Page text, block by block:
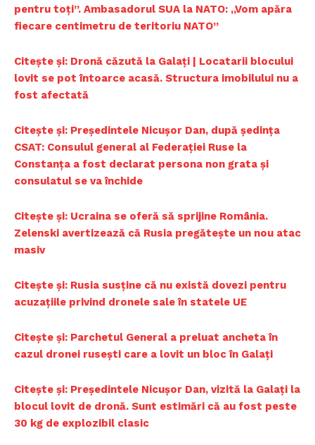
pentru toți”. Ambasadorul SUA la NATO: „Vom apăra
fiecare centimetru de teritoriu NATO”
Citește și: Dronă căzută la Galaţi | Locatarii blocului
lovit se pot întoarce acasă. Structura imobilului nu a
fost afectată
Citește și: Președintele Nicușor Dan, după ședința
CSAT: Consulul general al Federației Ruse la
Constanța a fost declarat persona non grata și
consulatul se va închide
Citește și: Ucraina se oferă să sprijine România.
Zelenski avertizează că Rusia pregătește un nou atac
masiv
Citește și: Rusia susține că nu există dovezi pentru
acuzațiile privind dronele sale în statele UE
Citește și: Parchetul General a preluat ancheta în
cazul dronei rusești care a lovit un bloc în Galați
Citește și: Președintele Nicuşor Dan, vizită la Galați la
blocul lovit de dronă. Sunt estimări că au fost peste
30 kg de explozibil clasic